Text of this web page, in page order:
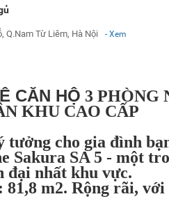
Q.Nam Từ Liêm, Hà Nội
- Xem
CĂN HỘ 3 PHÒNG
KHU CAO CẤP
tưởng cho gia đình
Sakura SA 5 - một
đại nhất khu vực.
81,8 m2. Rộng rãi,